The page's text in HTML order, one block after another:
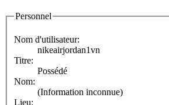
Personnel
Nom d'utilisateur:
nikeairjordan1vn
Titre:
Possédé
Nom:
(Information inconnue)
Lieu: